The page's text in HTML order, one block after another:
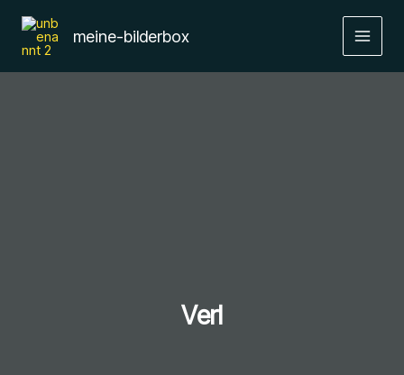
Inhalt
springen
meine-bilderbox
Verl